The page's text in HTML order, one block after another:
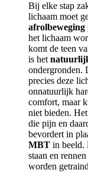
Bij elke stap
lichaam moet
afrolbeweging
het lichaam
komt de teen
is het
ondergronden.
precies deze
onnatuurlijk
comfort, maar
niet bieden.
die pijn en
bevordert in
MBT in beeld.
staan en
worden